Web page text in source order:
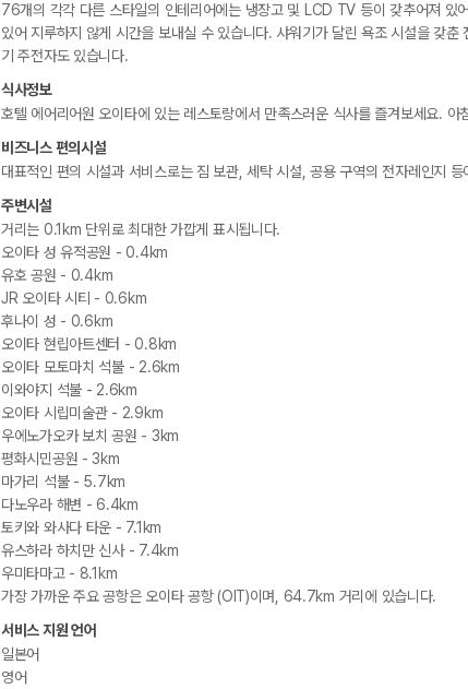
76개의 각각 다른 스타일의 인테리어에는 냉장고 및 LCD TV 등이 갖추어져 있
있어 지루하지 않게 시간을 보내실 수 있습니다. 샤워기가 달린 욕조 시설을 갖
기 주전자도 있습니다.
식사정보
호텔 에어리어원 오이타에 있는 레스토랑에서 만족스러운 식사를 즐겨보세요.
비즈니스 편의시설
대표적인 편의 시설과 서비스로는 짐 보관, 세탁 시설, 공용 구역의 전자레인지
주변시설
거리는 0.1km 단위로 최대한 가깝게 표시됩니다.
오이타 성 유적공원 - 0.4km
유호 공원 - 0.4km
JR 오이타 시티 - 0.6km
후나이 성 - 0.6km
오이타 현립아트센터 - 0.8km
오이타 모토마치 석불 - 2.6km
이와야지 석불 - 2.6km
오이타 시립미술관 - 2.9km
우에노가오카 보치 공원 - 3km
평화시민공원 - 3km
마가리 석불 - 5.7km
다노우라 해변 - 6.4km
토키와 와사다 타운 - 7.1km
유스하라 하치만 신사 - 7.4km
우미타마고 - 8.1km
가장 가까운 주요 공항은 오이타 공항 (OIT)이며, 64.7km 거리에 있습니다.
서비스 지원 언어
일본어
영어